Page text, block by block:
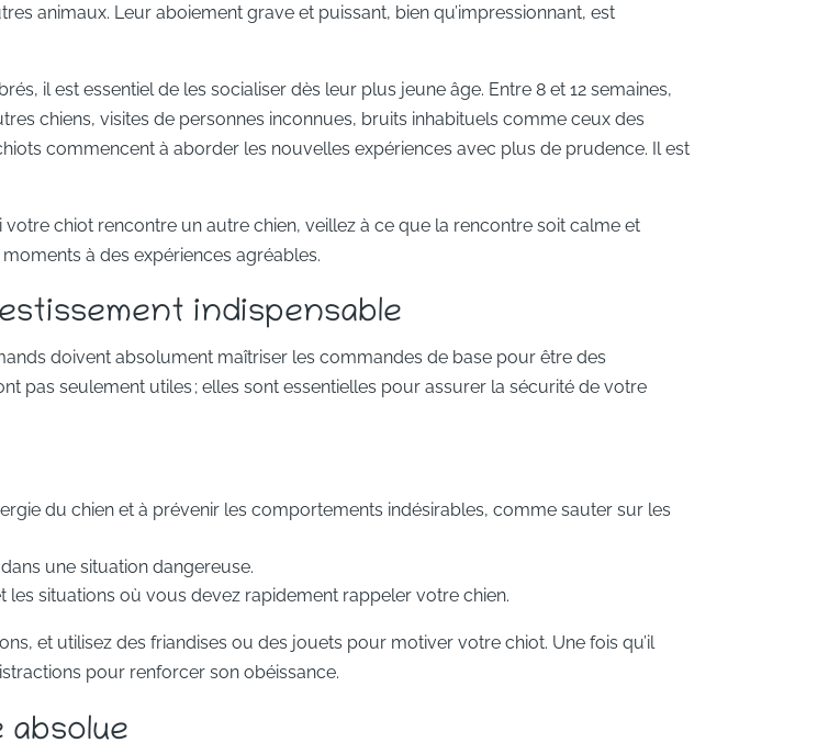
animaux. Leur aboiement grave et puissant, bien qu’impressionnant, est
il est essentiel de les socialiser dès leur plus jeune âge. Entre 8 et 12 semaines,
chiens, visites de personnes inconnues, bruits inhabituels comme ceux des
commencent à aborder les nouvelles expériences avec plus de prudence. Il est
chiot rencontre un autre chien, veillez à ce que la rencontre soit calme et
à des expériences agréables.
indispensable
doivent absolument maîtriser les commandes de base pour être des
pas seulement utiles ; elles sont essentielles pour assurer la sécurité de votre
du chien et à prévenir les comportements indésirables, comme sauter sur les
une situation dangereuse.
les situations où vous devez rapidement rappeler votre chien.
et utilisez des friandises ou des jouets pour motiver votre chiot. Une fois qu’il
pour renforcer son obéissance.
absolue